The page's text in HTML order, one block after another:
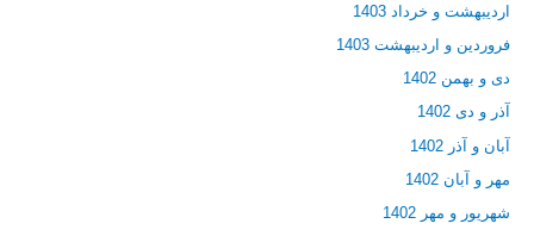
اردیبهشت و خرداد 1403
فروردین و اردیبهشت 1403
دی و بهمن 1402
آذر و دی 1402
آبان و آذر 1402
مهر و آبان 1402
شهریور و مهر 1402